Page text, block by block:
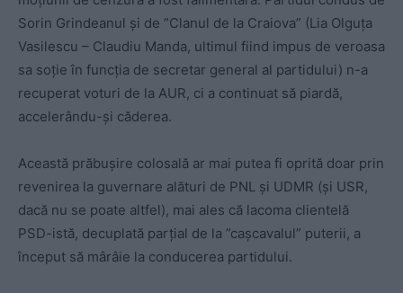
Sorin Grindeanul și de ”Clanul de la Craiova” (Lia Olguța
Vasilescu – Claudiu Manda, ultimul fiind impus de veroasa
sa soție în funcția de secretar general al partidului) n-a
recuperat voturi de la AUR, ci a continuat să piardă,
accelerându-și căderea.
Această prăbușire colosală ar mai putea fi oprită doar prin
revenirea la guvernare alături de PNL și UDMR (și USR,
dacă nu se poate altfel), mai ales că lacoma clientelă
PSD-istă, decuplată parțial de la ”cașcavalul” puterii, a
început să mârâie la conducerea partidului.